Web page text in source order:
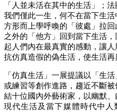
「人並未活在其中的生活」；
我們僅此一生，何不在當下生
方形而上學呼喚的「彼處」拉
之外的「他方」回到當下生活
起人們內在最真實的感動，讓
抗仿真造假的偽生活，使生活再
「仿真生活」一展提議以「生
或練習等創作進路，趨近不斷
結十位國內外藝術家，以幽默
現代生活及當下媒體時代中人